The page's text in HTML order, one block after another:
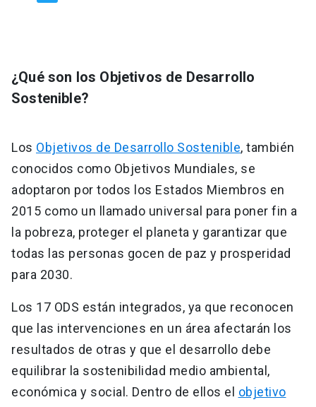
¿Qué son los Objetivos de Desarrollo
Sostenible?
Los Objetivos de Desarrollo Sostenible, también
conocidos como Objetivos Mundiales, se
adoptaron por todos los Estados Miembros en
2015 como un llamado universal para poner fin a
la pobreza, proteger el planeta y garantizar que
todas las personas gocen de paz y prosperidad
para 2030.
Los 17 ODS están integrados, ya que reconocen
que las intervenciones en un área afectarán los
resultados de otras y que el desarrollo debe
equilibrar la sostenibilidad medio ambiental,
económica y social. Dentro de ellos el objetivo